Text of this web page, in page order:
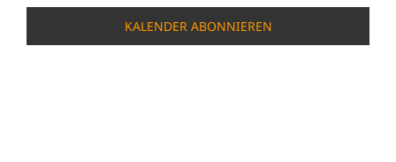
KALENDER ABONNIEREN